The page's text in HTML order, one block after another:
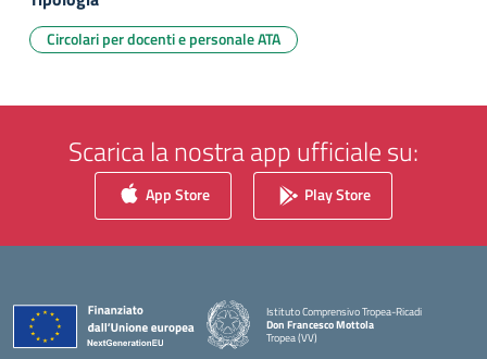
Circolari per docenti e personale ATA
Scarica la nostra app ufficiale su:
App Store Play Store
Istituto Comprensivo Tropea-Ricadi
Don Francesco Mottola
Tropea (VV)
— Visita la pagina iniziale della scuola